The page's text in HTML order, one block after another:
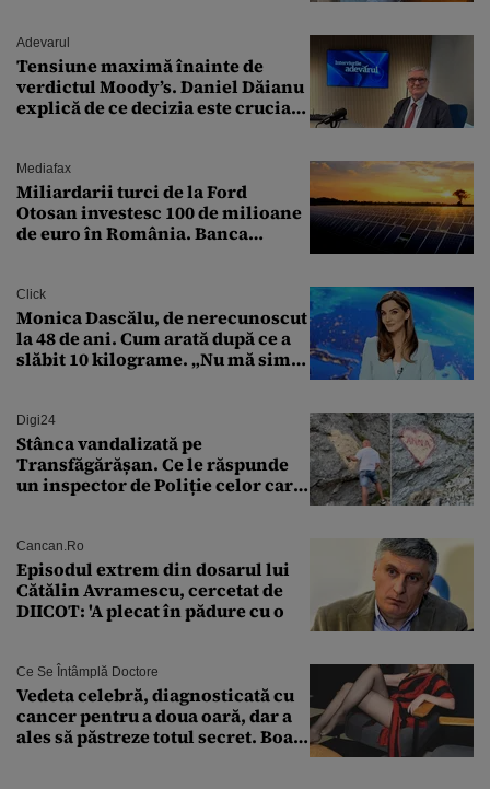
Adevarul
Tensiune maximă înainte de
verdictul Moody’s. Daniel Dăianu
explică de ce decizia este crucială
Mediafax
Miliardarii turci de la Ford
Otosan investesc 100 de milioane
de euro în România. Banca
Click
Monica Dascălu, de nerecunoscut
la 48 de ani. Cum arată după ce a
slăbit 10 kilograme. „Nu mă simt
Digi24
Stânca vandalizată pe
Transfăgărășan. Ce le răspunde
un inspector de Poliție celor care
Cancan.ro
Episodul extrem din dosarul lui
Cătălin Avramescu, cercetat de
DIICOT: 'A plecat în pădure cu o
Ce Se Întâmplă Doctore
Vedeta celebră, diagnosticată cu
cancer pentru a doua oară, dar a
ales să păstreze totul secret. Boala